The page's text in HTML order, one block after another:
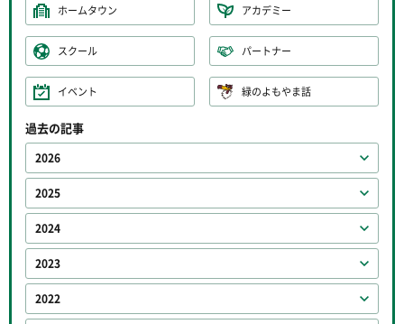
ホームタウン アカデミー
スクール パートナー
イベント 緑のよもやま話
過去の記事
2026
2025
2024
2023
2022